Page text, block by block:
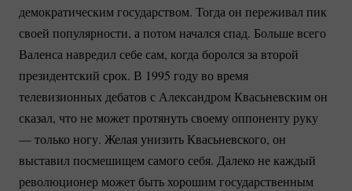
демократическим государством. Тогда он переживал пик
своей популярности, а потом начался спад. Больше всего
Валенса навредил себе сам, когда боролся за второй
президентский срок. В 1995 году во время
телевизионных дебатов с Александром Квасьневским он
сказал, что не может протянуть своему оппоненту руку
— только ногу. Желая унизить Квасьневского, он
выставил посмешищем самого себя. Далеко не каждый
революционер может быть хорошим государственным